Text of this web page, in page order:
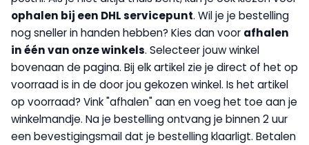
ophalen bij een DHL servicepunt. Wil je je bestelling
nog sneller in handen hebben? Kies dan voor afhalen
in één van onze winkels. Selecteer jouw winkel
bovenaan de pagina. Bij elk artikel zie je direct of het op
voorraad is in de door jou gekozen winkel. Is het artikel
op voorraad? Vink "afhalen" aan en voeg het toe aan je
winkelmandje. Na je bestelling ontvang je binnen 2 uur
een bevestigingsmail dat je bestelling klaarligt. Betalen